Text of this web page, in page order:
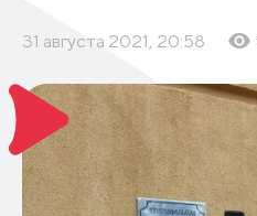
31 августа 2021, 20:58